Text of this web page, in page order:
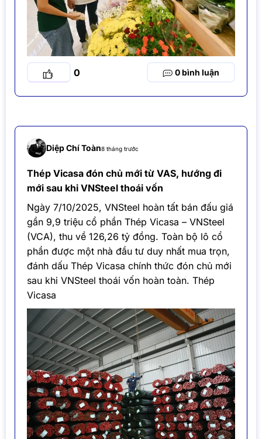
0 0
Diệp Chí Toàn8 tháng trước
Thép Vicasa đón chủ mới từ VAS, hướng đi
mới sau khi VNSteel thoái vốn
Ngày 7/10/2025, VNSteel hoàn tất bán đấu giá
gần 9,9 triệu cổ phần Thép Vicasa – VNSteel
(VCA), thu về 126,26 tỷ đồng. Toàn bộ lô cổ
phần được một nhà đầu tư duy nhất mua trọn,
đánh dấu Thép Vicasa chính thức đón chủ mới
sau khi VNSteel thoái vốn hoàn toàn. Thép
Vicasa